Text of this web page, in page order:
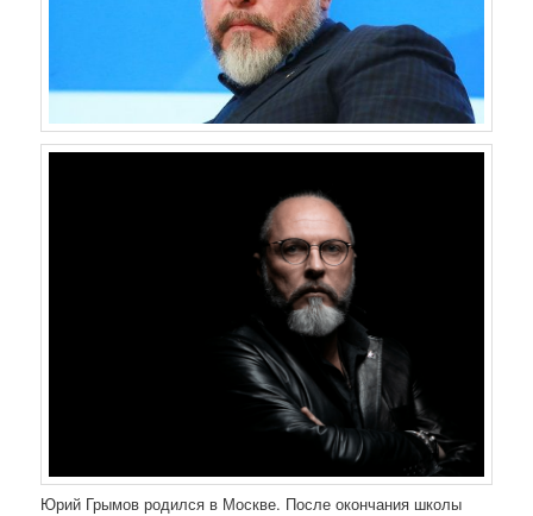
Юрий Грымов родился в Москве. После окончания школы